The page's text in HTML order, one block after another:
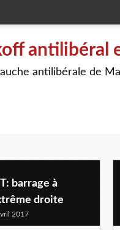
antilibéral
antilibérale de
barrage à
droite
2017